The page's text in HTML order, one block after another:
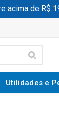
de R$
Utilidades e